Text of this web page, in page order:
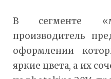
В сегменте
производитель
оформлении
яркие цвета, а их